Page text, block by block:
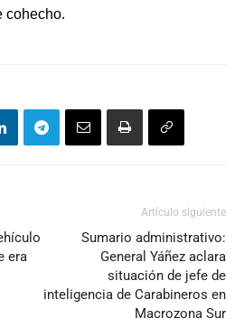
cohecho.
era
Artículo siguiente
Sumario administrativo:
General Yáñez aclara
situación de jefe de
inteligencia de Carabineros en
Macrozona Sur